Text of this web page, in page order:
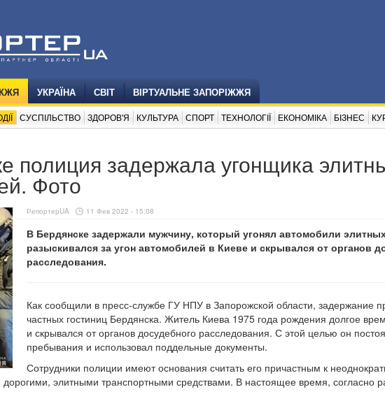
УКРАЇНА СВІТ ВІРТУАЛЬНЕ ЗАПОРІЖЖЯ
СУСПІЛЬСТВО ЗДОРОВ'Я КУЛЬТУРА СПОРТ ТЕХНОЛОГІЇ ЕКОНОМІКА БІЗНЕС
полиция задержала угонщика
Фото
РепортерUA 11 Фев 2022 - 15:08
В Бердянске задержали мужчину, который угонял автомобили
разыскивался за угон автомобилей в Киеве и скрывался от органов
расследования.
Как сообщили в пресс-службе ГУ НПУ в Запорожской области, задержание
частных гостиниц Бердянска. Житель Киева 1975 года рождения долгое
и скрывался от органов досудебного расследования. С этой целью он
пребывания и использовал поддельные документы.
Сотрудники полиции имеют основания считать его причастным к
дорогими, элитными транспортными средствами. В настоящее время, согласно